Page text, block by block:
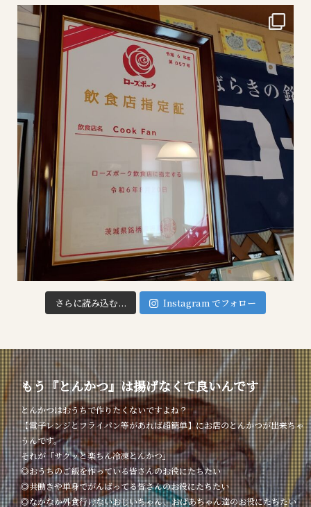
さらに読み込む... Instagram でフォロー
もう『とんかつ』は揚げなくて良いんです
とんかつはおうちで作りたくないですよね？
【電子レンジとフライパン等があれば超簡単】にお店のとんかつが出来ちゃ
うんです。
それが「サクッと楽ちん冷凍とんかつ」
◎おうちのご飯を作っている皆さんのお役にたちたい
◎共働きや単身でがんばってる皆さんのお役にたちたい
◎なかなか外食行けないおじいちゃん、おばあちゃん達のお役にたちたい